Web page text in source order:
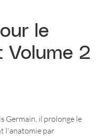
le
Volume 2
Germain, il prolonge le
l'anatomie par